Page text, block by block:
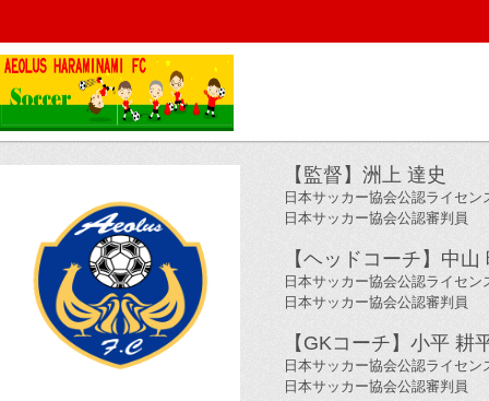
【監督】 洲上 達史
日本サッカー協会公認ライセン
日本サッカー協会公認審判員
【ヘッドコーチ】中山
日本サッカー協会公認ライセン
日本サッカー協会公認審判員
【GKコーチ】小平 耕
日本サッカー協会公認ライセン
日本サッカー協会公認審判員